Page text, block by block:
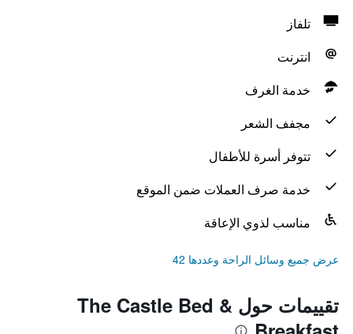
تلفاز
انترنت
خدمة الغرف
مجفف الشعر
تتوفر أسرة للأطفال
خدمة صرف العملات ضمن الموقع
مناسب لذوي الإعاقة
عرض جميع وسائل الراحة وعددها 42
تقييمات حول The Castle Bed &